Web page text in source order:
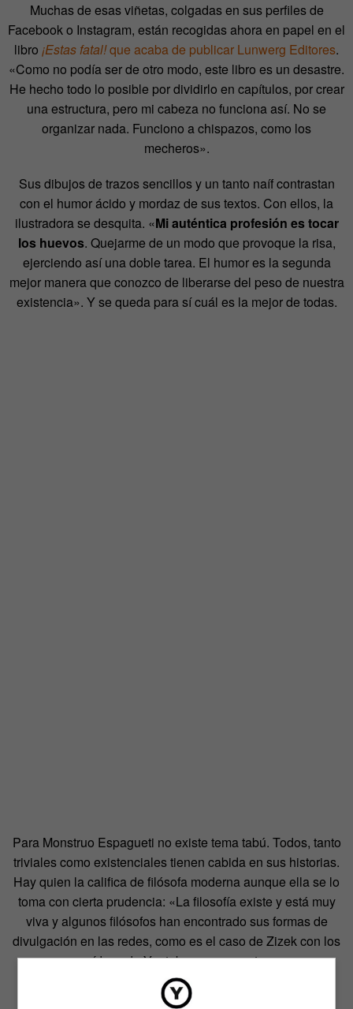
Muchas de esas viñetas, colgadas en sus perfiles de
Facebook o Instagram, están recogidas ahora en papel en el
libro ¡Estas fatal!que acaba de publicar Lunwerg Editores.
«Como no podía ser de otro modo, este libro es un desastre.
He hecho todo lo posible por dividirlo en capítulos, por crear
una estructura, pero mi cabeza no funciona así. No se
organizar nada. Funciono a chispazos, como los
mecheros».
Sus dibujos de trazos sencillos y un tanto naíf contrastan
con el humor ácido y mordaz de sus textos. Con ellos, la
ilustradora se desquita. «Mi auténtica profesión es tocar
los huevos. Quejarme de un modo que provoque la risa,
ejerciendo así una doble tarea. El humor es la segunda
mejor manera que conozco de liberarse del peso de nuestra
existencia». Y se queda para sí cuál es la mejor de todas.
Para Monstruo Espagueti no existe tema tabú. Todos, tanto
triviales como existenciales tienen cabida en sus historias.
Hay quien la califica de filósofa moderna aunque ella se lo
toma con cierta prudencia: «La filosofía existe y está muy
viva y algunos filósofos han encontrado sus formas de
divulgación en las redes, como es el caso de Zizek con los
vídeos de Youtube», nos cuenta.
La dependencia actual de las redes sociales y los